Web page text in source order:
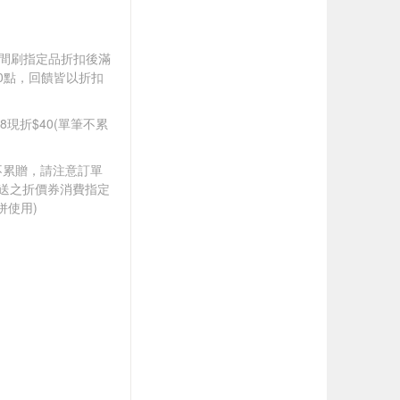
刷指定品折扣後滿
，回饋皆以折扣
現折$40(單筆不累
贈，請注意訂單
之折價券消費指定
使用)